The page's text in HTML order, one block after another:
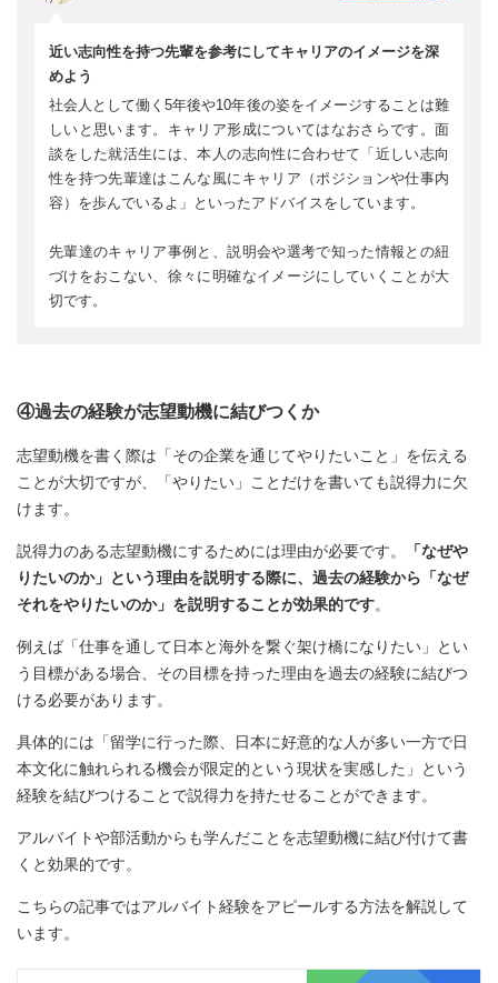
近い志向性を持つ先輩を参考にしてキャリアのイメージを深
めよう
社会人として働く5年後や10年後の姿をイメージすることは難
しいと思います。キャリア形成についてはなおさらです。面
談をした就活生には、本人の志向性に合わせて「近しい志向
性を持つ先輩達はこんな風にキャリア（ポジションや仕事内
容）を歩んでいるよ」といったアドバイスをしています。
先輩達のキャリア事例と、説明会や選考で知った情報との紐
づけをおこない、徐々に明確なイメージにしていくことが大
切です。
④過去の経験が志望動機に結びつくか
志望動機を書く際は「その企業を通じてやりたいこと」を伝える
ことが大切ですが、「やりたい」ことだけを書いても説得力に欠
けます。
説得力のある志望動機にするためには理由が必要です。
「なぜや
りたいのか」という理由を説明する際に、過去の経験から「なぜ
それをやりたいのか」を説明することが効果的です。
例えば「仕事を通して日本と海外を繋ぐ架け橋になりたい」とい
う目標がある場合、その目標を持った理由を過去の経験に結びつ
ける必要があります。
具体的には「留学に行った際、日本に好意的な人が多い一方で日
本文化に触れられる機会が限定的という現状を実感した」という
経験を結びつけることで説得力を持たせることができます。
アルバイトや部活動からも学んだことを志望動機に結び付けて書
くと効果的です。
こちらの記事ではアルバイト経験をアピールする方法を解説して
います。